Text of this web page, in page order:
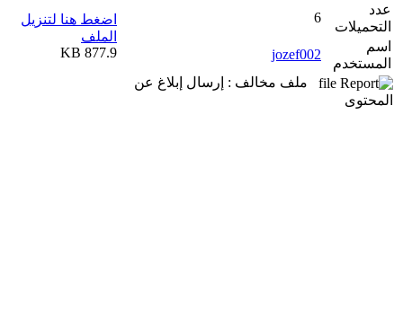
عدد
التحميلات
6
اسم
المستخدم
jozef002
ملف مخالف : إرسال إبلاغ عن
المحتوى
اضغط هنا لتنزيل
الملف
877.9 KB